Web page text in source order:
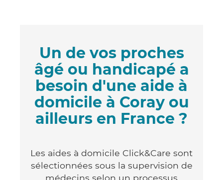
Un de vos proches
âgé ou handicapé a
besoin d'une aide à
domicile à Coray ou
ailleurs en France ?
Les aides à domicile Click&Care sont
sélectionnées sous la supervision de
médecins selon un processus